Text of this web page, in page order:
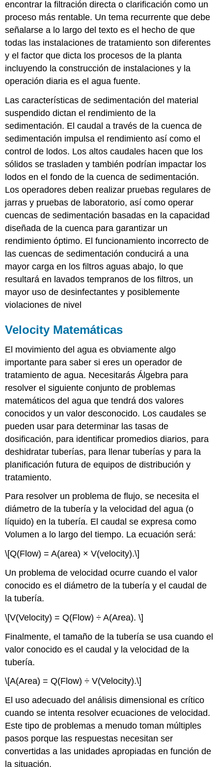
encontrar la filtración directa o clarificación como un
proceso más rentable. Un tema recurrente que debe
señalarse a lo largo del texto es el hecho de que
todas las instalaciones de tratamiento son diferentes
y el factor que dicta los procesos de la planta
incluyendo la construcción de instalaciones y la
operación diaria es el agua fuente.
Las características de sedimentación del material
suspendido dictan el rendimiento de la
sedimentación. El caudal a través de la cuenca de
sedimentación impulsa el rendimiento así como el
control de lodos. Los altos caudales hacen que los
sólidos se trasladen y también podrían impactar los
lodos en el fondo de la cuenca de sedimentación.
Los operadores deben realizar pruebas regulares de
jarras y pruebas de laboratorio, así como operar
cuencas de sedimentación basadas en la capacidad
diseñada de la cuenca para garantizar un
rendimiento óptimo. El funcionamiento incorrecto de
las cuencas de sedimentación conducirá a una
mayor carga en los filtros aguas abajo, lo que
resultará en lavados tempranos de los filtros, un
mayor uso de desinfectantes y posiblemente
violaciones de nivel
Velocity Matemáticas
El movimiento del agua es obviamente algo
importante para saber si eres un operador de
tratamiento de agua. Necesitarás Álgebra para
resolver el siguiente conjunto de problemas
matemáticos del agua que tendrá dos valores
conocidos y un valor desconocido. Los caudales se
pueden usar para determinar las tasas de
dosificación, para identificar promedios diarios, para
deshidratar tuberías, para llenar tuberías y para la
planificación futura de equipos de distribución y
tratamiento.
Para resolver un problema de flujo, se necesita el
diámetro de la tubería y la velocidad del agua (o
líquido) en la tubería. El caudal se expresa como
Volumen a lo largo del tiempo. La ecuación será:
\[Q(Flow) = A(area) × V(velocity).\]
Un problema de velocidad ocurre cuando el valor
conocido es el diámetro de la tubería y el caudal de
la tubería.
\[V(Velocity) = Q(Flow) ÷ A(Area). \]
Finalmente, el tamaño de la tubería se usa cuando el
valor conocido es el caudal y la velocidad de la
tubería.
\[A(Area) = Q(Flow) ÷ V(Velocity).\]
El uso adecuado del análisis dimensional es crítico
cuando se intenta resolver ecuaciones de velocidad.
Este tipo de problemas a menudo toman múltiples
pasos porque las respuestas necesitan ser
convertidas a las unidades apropiadas en función de
la situación.